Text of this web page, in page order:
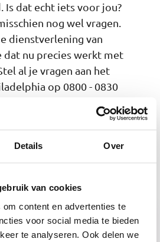
Details Over
van cookies
content en advertenties te
voor social media te bieden
te analyseren. Ook delen we
Is dat echt iets voor jou?
nog wel vragen.
dienstverlening van
dat nu precies werkt met
al je vragen aan het
op 0800 - 0830
Lijst Kaart